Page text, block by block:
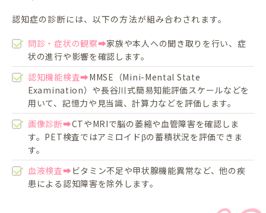
認知症の診断には、以下の方法が組み合わされます。
問診・症状の観察➡家族や本人への聞き取りを行い、症
状の進行や影響を確認します。
認知機能検査➡MMSE（Mini-Mental State
Examination）や長谷川式簡易知能評価スケールなどを
用いて、記憶力や見当識、計算力などを評価します。
画像診断➡CTやMRIで脳の萎縮や血管障害を確認しま
す。PET検査ではアミロイドβの蓄積状況を評価できま
す。
血液検査➡ビタミン不足や甲状腺機能異常など、他の疾
患による認知障害を除外します。